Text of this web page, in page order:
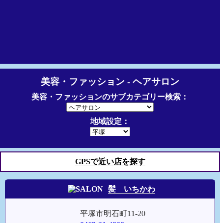
美容・ファッション - ヘアサロン
美容・ファッションのサブカテゴリー検索：
地域設定：
GPSで近い店を探す
髪 いちかわ
平塚市明石町11-20